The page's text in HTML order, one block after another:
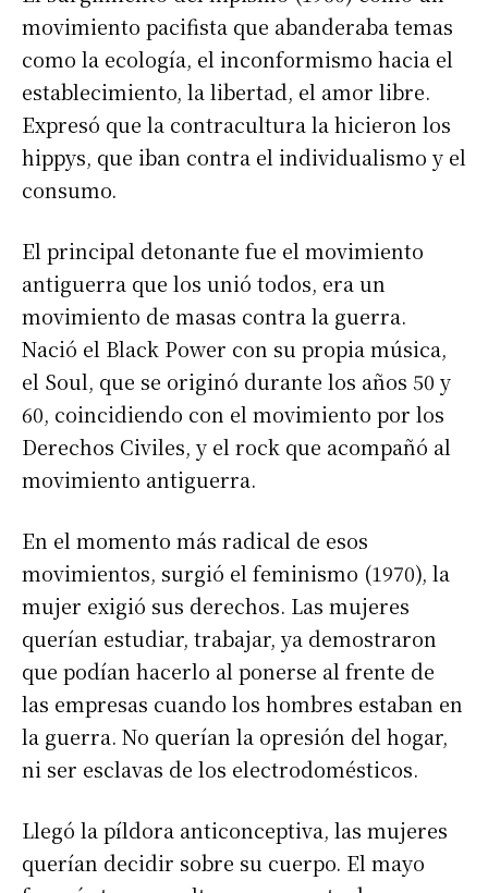
movimiento pacifista que abanderaba temas
como la ecología, el inconformismo hacia el
establecimiento, la libertad, el amor libre.
Expresó que la contracultura la hicieron los
hippys, que iban contra el individualismo y el
consumo.
El principal detonante fue el movimiento
antiguerra que los unió todos, era un
movimiento de masas contra la guerra.
Nació el Black Power con su propia música,
el Soul, que se originó durante los años 50 y
60, coincidiendo con el movimiento por los
Derechos Civiles, y el rock que acompañó al
movimiento antiguerra.
En el momento más radical de esos
movimientos, surgió el feminismo (1970), la
mujer exigió sus derechos. Las mujeres
querían estudiar, trabajar, ya demostraron
que podían hacerlo al ponerse al frente de
las empresas cuando los hombres estaban en
la guerra. No querían la opresión del hogar,
ni ser esclavas de los electrodomésticos.
Llegó la píldora anticonceptiva, las mujeres
querían decidir sobre su cuerpo. El mayo